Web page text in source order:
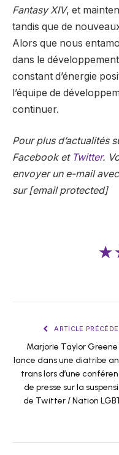
Fantasy XIV, et
tandis que de
Alors que nous
dans le
constant d’énergie
l’équipe de
continuer.
Pour plus d’actualités
Facebook et Twitter.
envoyer un e-mail
sur [email protected]
ARTICLE
Marjorie Taylor Greene
lance dans une diatribe
trans lors d’une
de presse sur la
de Twitter / Nation